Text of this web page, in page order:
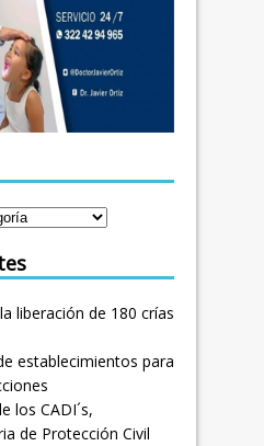
liberación de 180 crías
establecimientos para
los CADI´s,
de Protección Civil